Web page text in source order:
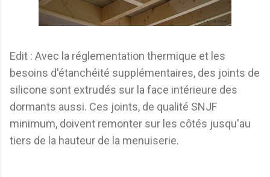
Edit : Avec la réglementation thermique et les
besoins d'étanchéité supplémentaires, des joints de
silicone sont extrudés sur la face intérieure des
dormants aussi. Ces joints, de qualité SNJF
minimum, doivent remonter sur les côtés jusqu'au
tiers de la hauteur de la menuiserie.